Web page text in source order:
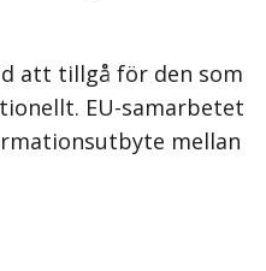
att tillgå för den som
EU-samarbetet
mellan